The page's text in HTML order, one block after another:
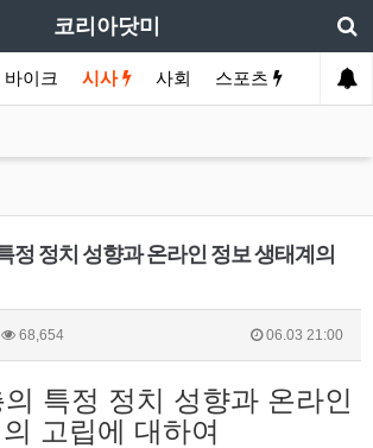
코리아닷미
바이크 시사 사회 스포츠 여행
정 정치 성향과 온라인 정보 생태계의
68,654 06.03 21:00
특정 정치 성향과 온라인
고립에 대하여